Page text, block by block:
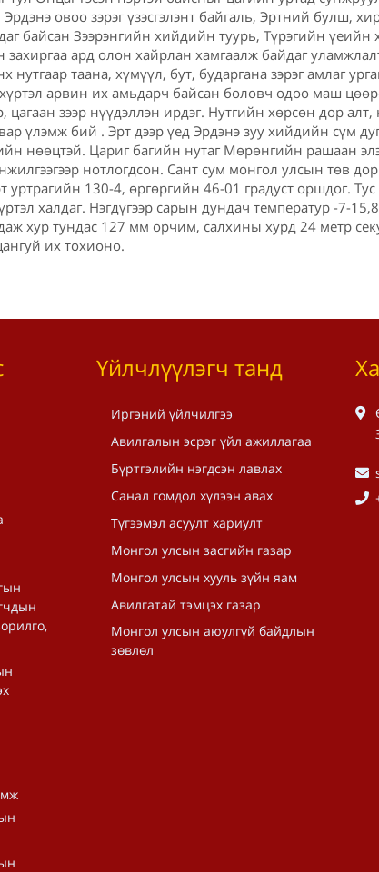
овоо зэрэг үзэсгэлэнт байгаль, Эртний булш,
байсан Зээрэнгийн хийдийн туурь, Түрэгийн
захиргаа ард олон хайрлан хамгаалж байдаг
нутгаар таана, хүмүүл, бут, бударгана зэрэг амлаг
арвин их амьдарч байсан боловч одоо маш
цагаан зээр нүүдэллэн ирдэг. Нутгийн хөрсөн дор
үлэмж бий . Эрт дээр үед Эрдэнэ зуу хийдийн сүм
нөөцтэй. Цариг багийн нутаг Мөрөнгийн рашаан
нотлогдсон. Сант сум монгол улсын төв
уртрагийн 130-4, өргөргийн 46-01 градуст оршдог.
халдаг. Нэгдүгээр сарын дундач температур -7-
хур тундас 127 мм орчим, салхины хурд 24 метр
их тохионо.
Үйлчлүүлэгч танд
Иргэний үйлчилгээ
Авилгалын эсрэг үйл ажиллагаа
Бүртгэлийн нэгдсэн лавлах
Санал гомдол хүлээн авах
Түгээмэл асуулт хариулт
Монгол улсын засгийн газар
Монгол улсын хууль зүйн яам
Авилгатай тэмцэх газар
Монгол улсын аюулгүй байдлын
зөвлөл